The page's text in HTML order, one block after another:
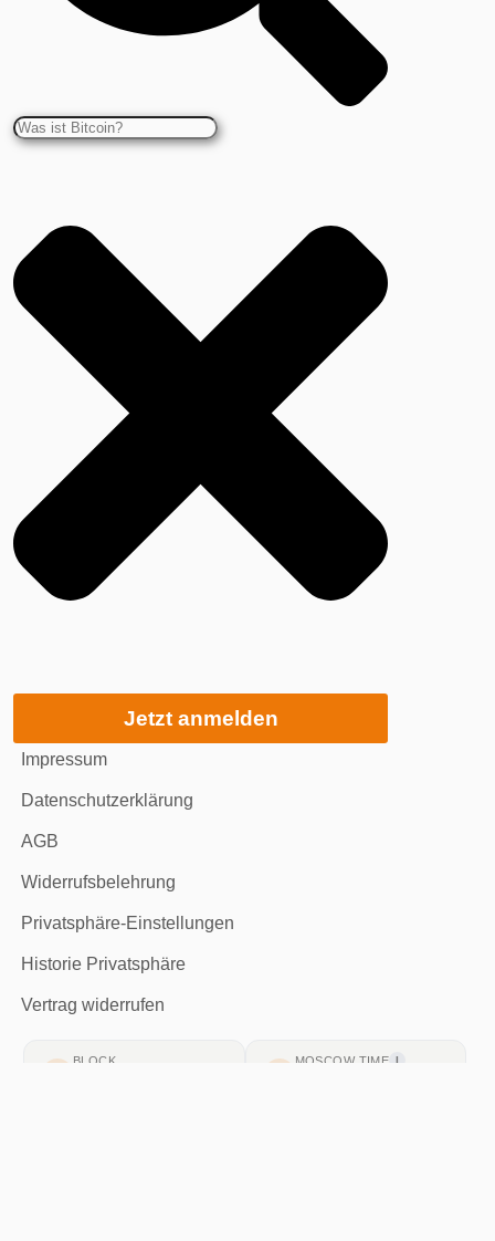
Jetzt anmelden
Impressum
Datenschutzerklärung
AGB
Widerrufsbelehrung
Privatsphäre-Einstellungen
Historie Privatsphäre
Vertrag widerrufen
BLOCK MOSCOW TIME I